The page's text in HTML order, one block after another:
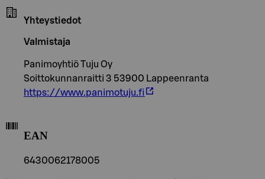
Yhteystiedot
Valmistaja
Panimoyhtiö Tuju Oy
Soittokunnanraitti 3 53900 Lappeenranta
https://www.panimotuju.fi
EAN
6430062178005